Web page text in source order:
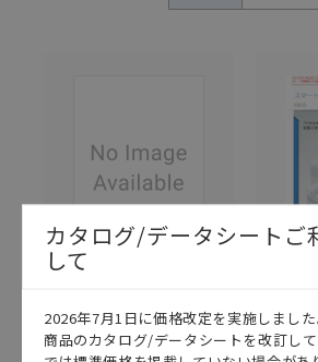
カタログ 日本語
KANC-020G
カタ
カタログ/データシートご
して
2026年7月1日に価格改定を実施しまし
商品のカタログ/データシートを改訂し